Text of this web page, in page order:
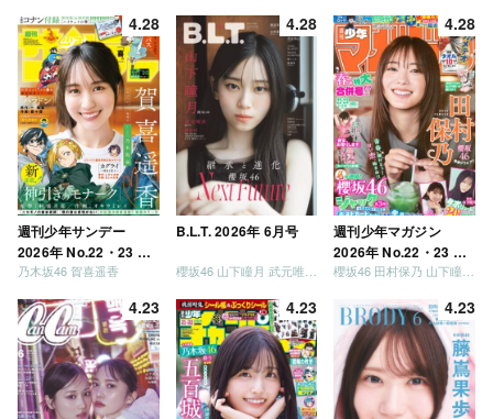
う」「ご褒美でロケし
ましょう」「フレンド
リーになりましょう」
「笑って卒業を祝いま
しょう」 [Blu-ray]
4.28
週刊少年サンデー
2026年 No.22・23 合
併号
乃木坂46 賀喜遥香
4.28
B.L.T. 2026年 6月号
櫻坂46 山下瞳月 武元唯衣 / 乃木坂46 海邉朱莉
4.28
週刊少年マガジン
2026年 No.22・23 合
併号
4.23 4.23 4.23